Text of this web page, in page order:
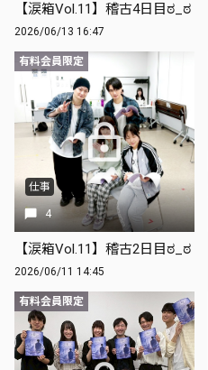
【涙箱Vol.11】稽古4日目ಠ_ಠ
2026/06/13 16:47
有料会員限定
仕事
4
【涙箱Vol.11】稽古2日目ಠ_ಠ
2026/06/11 14:45
有料会員限定